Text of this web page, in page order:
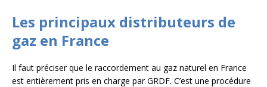
Les principaux distributeurs de
gaz en France
Il faut préciser que le raccordement au gaz naturel en France
est entièrement pris en charge par GRDF. C’est une procédure